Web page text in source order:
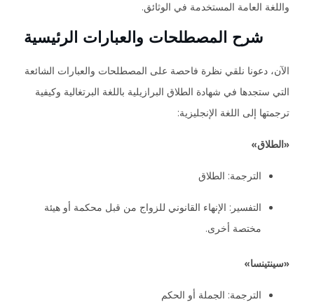
واللغة العامة المستخدمة في الوثائق.
شرح المصطلحات والعبارات الرئيسية
الآن، دعونا نلقي نظرة فاحصة على المصطلحات والعبارات الشائعة
التي ستجدها في شهادة الطلاق البرازيلية باللغة البرتغالية وكيفية
ترجمتها إلى اللغة الإنجليزية:
«الطلاق»
الترجمة: الطلاق
التفسير: الإنهاء القانوني للزواج من قبل محكمة أو هيئة
مختصة أخرى.
«سينتينسا»
الترجمة: الجملة أو الحكم